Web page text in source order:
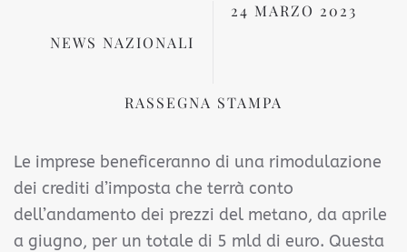
NEWS NAZIONALI
24 MARZO 2023
RASSEGNA STAMPA
Le imprese beneficeranno di una rimodulazione
dei crediti d’imposta che terrà conto
dell’andamento dei prezzi del metano, da aprile
a giugno, per un totale di 5 mld di euro. Questa